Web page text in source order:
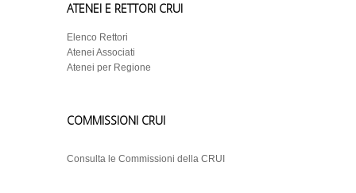
ATENEI E RETTORI CRUI
Elenco Rettori
Atenei Associati
Atenei per Regione
COMMISSIONI CRUI
Consulta le Commissioni della CRUI